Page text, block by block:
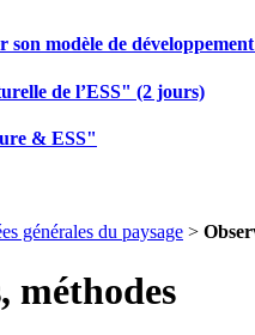
modèle de
de l’ESS" (2 jours)
& ESS"
générales du paysage >
méthodes